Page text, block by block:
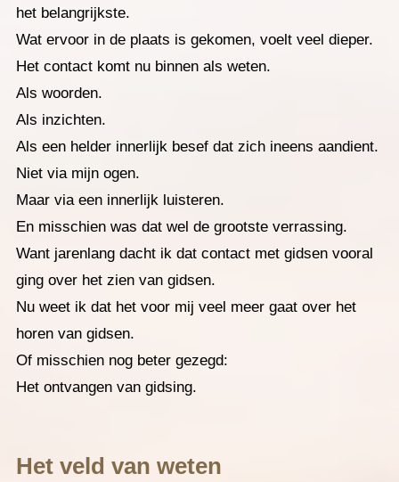
het belangrijkste.
Wat ervoor in de plaats is gekomen, voelt veel dieper.
Het contact komt nu binnen als weten.
Als woorden.
Als inzichten.
Als een helder innerlijk besef dat zich ineens aandient.
Niet via mijn ogen.
Maar via een innerlijk luisteren.
En misschien was dat wel de grootste verrassing.
Want jarenlang dacht ik dat contact met gidsen vooral
ging over het zien van gidsen.
Nu weet ik dat het voor mij veel meer gaat over het
horen van gidsen.
Of misschien nog beter gezegd:
Het ontvangen van gidsing.
Het veld van weten